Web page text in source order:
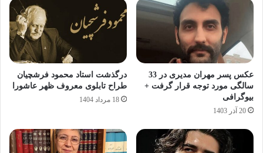
عکس پسر مهران مدیری در 33
سالگی مورد توجه قرار گرفت +
بیوگرافی
20 آذر 1403
درگذشت استاد محمود فرشچیان
طراح تابلوی معروف ظهر عاشورا
18 مرداد 1404